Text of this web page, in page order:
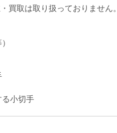
買取は取り扱っておりません。
る小切手